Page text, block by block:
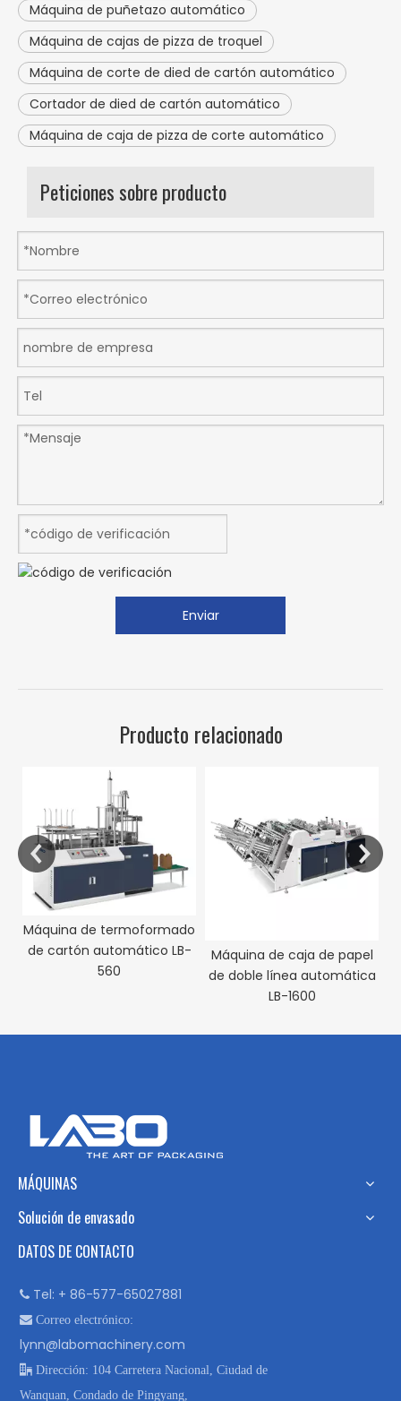
Máquina de puñetazo automático
Máquina de cajas de pizza de troquel
Máquina de corte de died de cartón automático
Cortador de died de cartón automático
Máquina de caja de pizza de corte automático
Peticiones sobre producto
Enviar
Producto relacionado
Máquina de termoformado
de cartón automático LB-
560
Máquina de caja de papel
de doble línea automática
LB-1600
MÁQUINAS
Solución de envasado
DATOS DE CONTACTO
 Tel: + 86-577-65027881
 Correo electrónico:
lynn@labomachinery.com
 Dirección: 104 Carretera Nacional, Ciudad de
Wanquan, Condado de Pingyang,